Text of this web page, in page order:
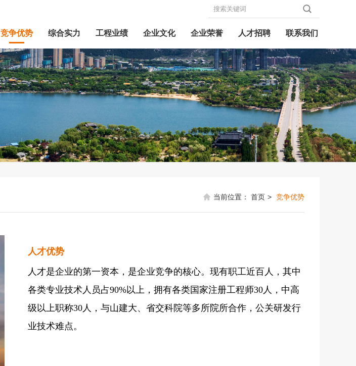
竞争优势 综合实力 工程业绩 企业文化 企业荣誉 人才招聘 联系我们
当前位置： 首页 > 竞争优势
人才优势
人才是企业的第一资本，是企业竞争的核心。现有职工近百人，其中
各类专业技术人员占90%以上，拥有各类国家注册工程师30人，中高
级以上职称30人，与山建大、省交科院等多所院所合作，公关研发行
业技术难点。